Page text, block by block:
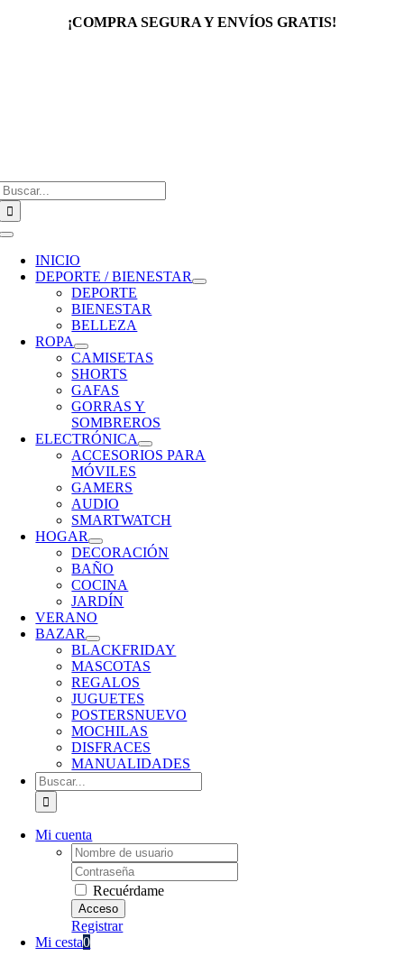
¡COMPRA SEGURA Y ENVÍOS GRATIS!
Toggle
Navigation
INICIO
DEPORTE / BIENESTAR
DEPORTE
BIENESTAR
BELLEZA
ROPA
CAMISETAS
SHORTS
GAFAS
GORRAS Y
SOMBREROS
ELECTRÓNICA
ACCESORIOS PARA
MÓVILES
GAMERS
AUDIO
SMARTWATCH
HOGAR
DECORACIÓN
BAÑO
COCINA
JARDÍN
VERANO
BAZAR
BLACKFRIDAY
MASCOTAS
REGALOS
JUGUETES
POSTERSNUEVO
MOCHILAS
DISFRACES
MANUALIDADES
Buscar:
Mi cuenta
Username:
Password:
Recuérdame
Registrar
Mi cesta0